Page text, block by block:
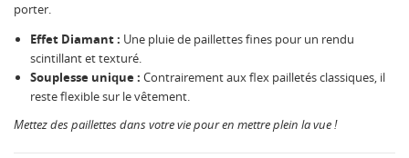
porter.
Effet Diamant : Une pluie de paillettes fines pour un rendu
scintillant et texturé.
Souplesse unique : Contrairement aux flex pailletés classiques, il
reste flexible sur le vêtement.
Mettez des paillettes dans votre vie pour en mettre plein la vue !